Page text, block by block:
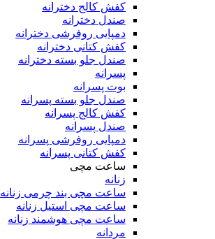
کفش کالج دخترانه
صندل دخترانه
دمپایی روفرشی دخترانه
کفش کتانی دخترانه
صندل جلو بسته دخترانه
پسرانه
بوت پسرانه
صندل جلو بسته پسرانه
کفش کالج پسرانه
صندل پسرانه
دمپایی روفرشی پسرانه
کفش کتانی پسرانه
ساعت مچی
زنانه
ساعت مچی بند چرمی زنانه
ساعت مچی استیل زنانه
ساعت مچی هوشمند زنانه
مردانه